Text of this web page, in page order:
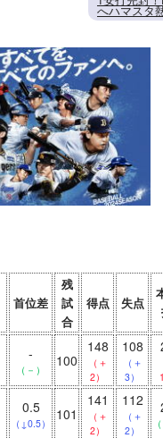
へハマスタ
首位差
残
試
合
得点 失点
-
（－）
100
148
（＋
2）
108
（＋
3）
0.5
（↓0.5）
101
141
（＋
2）
112
（＋
2）